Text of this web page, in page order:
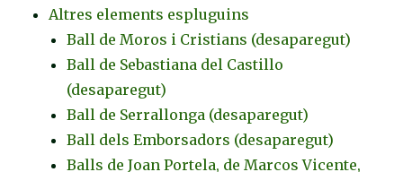
Altres elements espluguins
Ball de Moros i Cristians (desaparegut)
Ball de Sebastiana del Castillo
(desaparegut)
Ball de Serrallonga (desaparegut)
Ball dels Emborsadors (desaparegut)
Balls de Joan Portela, de Marcos Vicente,